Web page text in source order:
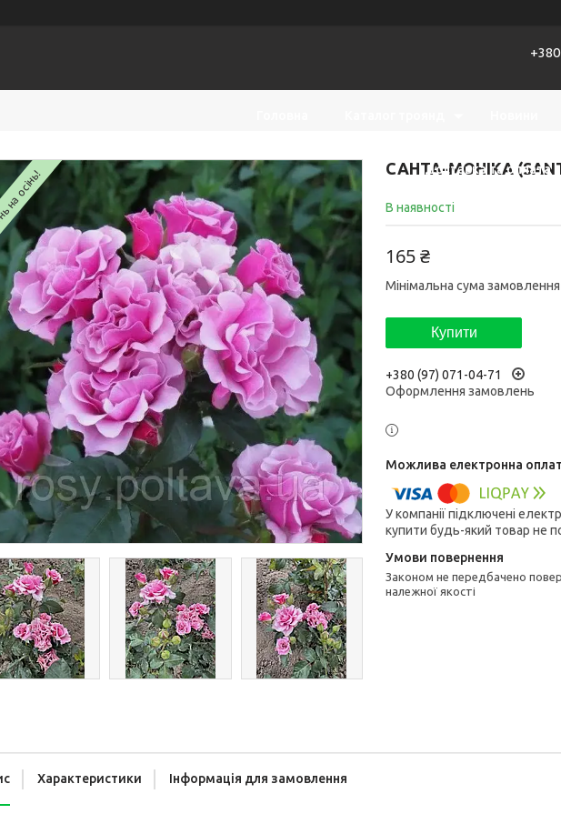
Доставка та оплата
САНТА-МОНІКА
В наявності
165 ₴
Мінімальна сума
Купити
+380 (97) 071-04-71
Оформлення замовлень
У компанії підключені
купити будь-який товар не
Законом не передбачено повернення та обмін даного товару
належної якості
осінь!
Характеристики Інформація для замовлення